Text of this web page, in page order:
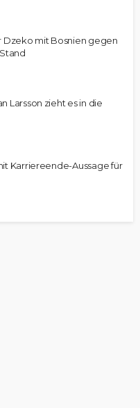
Dzeko mit Bosnien gegen
Larsson zieht es in die
Karriereende-Aussage für